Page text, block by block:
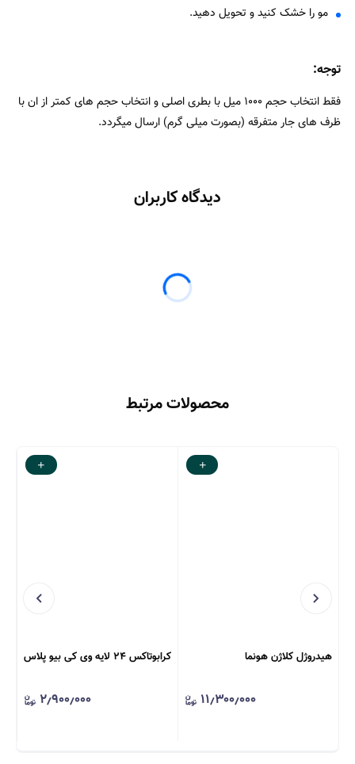
مو را خشک کنید و تحویل دهید.
توجه:
فقط انتخاب حجم ۱۰۰۰ میل با بطری اصلی و انتخاب حجم های کمتر از ان با
ظرف های جار متفرقه (بصورت میلی گرم) ارسال میگردد.
دیدگاه کاربران
محصولات مرتبط
هیدروژل کلاژن هونما
۱۱٫۳۰۰٫۰۰۰
کرابوتاکس ۲۴ لایه وی کی بیو پلاس
۲٫۹۰۰٫۰۰۰